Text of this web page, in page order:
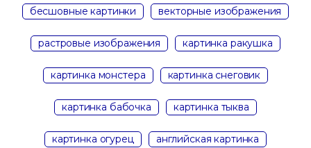
бесшовные картинки векторные изображения
растровые изображения картинка ракушка
картинка монстера картинка снеговик
картинка бабочка картинка тыква
картинка огурец английская картинка